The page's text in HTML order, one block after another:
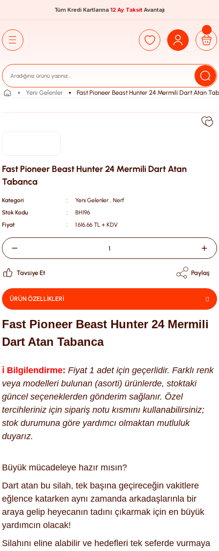
Tüm Kredi Kartlarına 12 Ay Taksit Avantajı
Yeni Gelenler Fast Pioneer Beast Hunter 24 Mermili Dart Atan
Fast Pioneer Beast Hunter 24 Mermili Dart Atan
Tabanca
Kategori Yeni Gelenler , Nerf
Stok Kodu
BH196
Fiyat
1.616,66 TL + KDV
Tavsiye Et Paylaş
ÜRÜN ÖZELLİKLERİ
Fast Pioneer Beast Hunter 24 Mermili
Dart Atan Tabanca
ℹ️ Bilgilendirme: Fiyat 1 adet için geçerlidir. Farklı renk
veya modelleri bulunan (asorti) ürünlerde, stoktaki
güncel seçeneklerden gönderim sağlanır. Özel
tercihleriniz için sipariş notu kısmını kullanabilirsiniz;
stok durumuna göre yardımcı olmaktan mutluluk
duyarız.
Büyük mücadeleye hazır mısın?
Dart atan bu silah, tek başına geçireceğin vakitlere
eğlence katarken aynı zamanda arkadaşlarınla bir
araya gelip heyecanın tadını çıkarmak için en büyük
yardımcın olacak!
Silahını eline alabilir ve hedefleri tek seferde vurmaya